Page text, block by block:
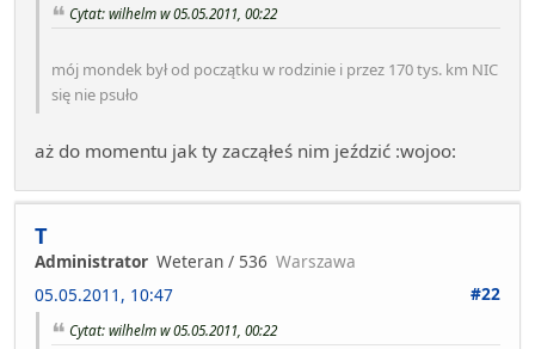
Cytat: wilhelm w 05.05.2011, 00:22
mój mondek był od początku w rodzinie i przez 170 tys. km NIC
się nie psuło
aż do momentu jak ty zacząłeś nim jeździć :wojoo:
T
Administrator Weteran / 536 Warszawa
05.05.2011, 10:47
#22
Cytat: wilhelm w 05.05.2011, 00:22